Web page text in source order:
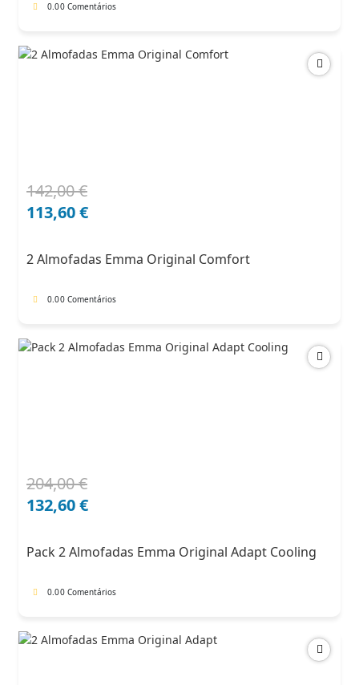
0.00 Comentários
142,00€
O
preço
142,00 €.
113,60€
O
preço
113,60 €.
2 Almofadas Emma Original Comfort
0.00 Comentários
204,00€
O
preço
204,00 €.
132,60€
O
preço
132,60 €.
Pack 2 Almofadas Emma Original Adapt Cooling
0.00 Comentários